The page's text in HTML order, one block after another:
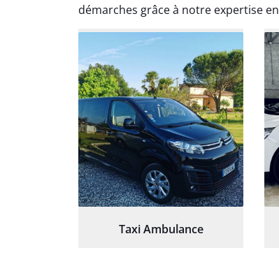
démarches grâce à notre expertise
Taxi Ambulance